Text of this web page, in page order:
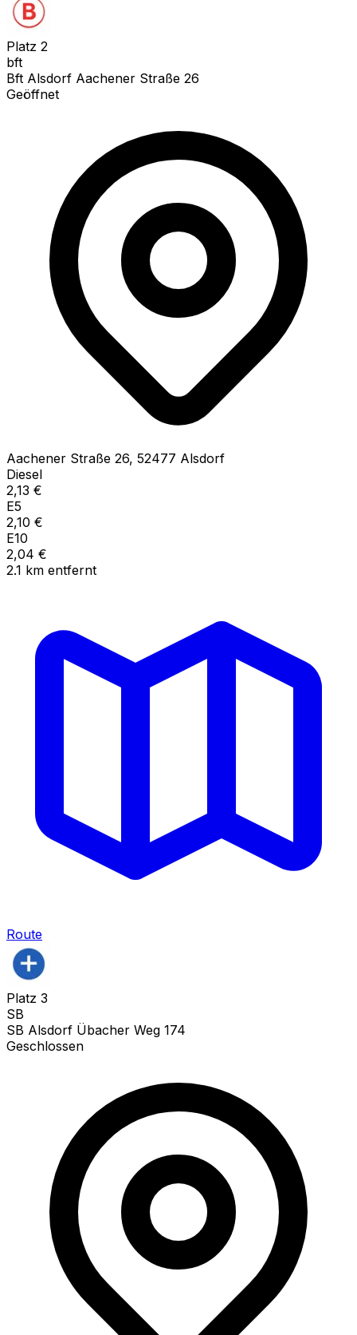
Platz 2
bft
Bft Alsdorf Aachener Straße 26
Geöffnet
Aachener Straße 26, 52477 Alsdorf
Diesel
2,13 €
E5
2,10 €
E10
2,04 €
2.1 km entfernt
Route
Platz 3
SB
SB Alsdorf Übacher Weg 174
Geschlossen